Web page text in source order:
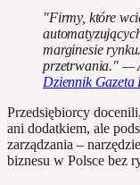
"Firmy, które
marginesie
przetrwania." —
Dziennik
Przedsiębiorcy
ani dodatkiem, ale
zarządzania –
biznesu w Polsce bez